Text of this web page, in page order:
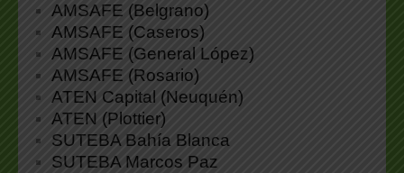
AMSAFE (Belgrano)
AMSAFE (Caseros)
AMSAFE (General López)
AMSAFE (Rosario)
ATEN Capital (Neuquén)
ATEN (Plottier)
SUTEBA Bahía Blanca
SUTEBA Marcos Paz